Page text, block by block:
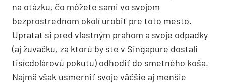
na otázku, čo môžete sami vo svojom
bezprostrednom okolí urobiť pre toto mesto.
Upratať si pred vlastným prahom a svoje odpadky
(aj žuvačku, za ktorú by ste v Singapure dostali
tisícdolárovú pokutu) odhodiť do smetného koša.
Najmä však usmerniť svoje väčšie aj menšie